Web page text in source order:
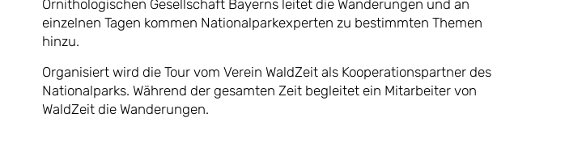
Ornithologischen Gesellschaft Bayerns leitet die Wanderungen und an
einzelnen Tagen kommen Nationalparkexperten zu bestimmten Themen
hinzu.
Organisiert wird die Tour vom Verein WaldZeit als Kooperationspartner des
Nationalparks. Während der gesamten Zeit begleitet ein Mitarbeiter von
WaldZeit die Wanderungen.